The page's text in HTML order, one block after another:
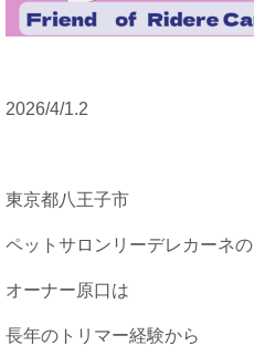
2026/4/1.2
東京都八王子市
ペットサロンリーデレカーネの
オーナー原口は
長年のトリマー経験から